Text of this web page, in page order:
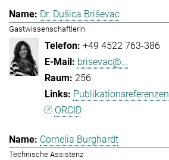
Dr. Dušica Briševac
Gastwissenschaftlerin
+49 4522 763-386
brisevac@...
256
Publikationsreferenzen
ORCID
Cornelia Burghardt
Technische Assistenz